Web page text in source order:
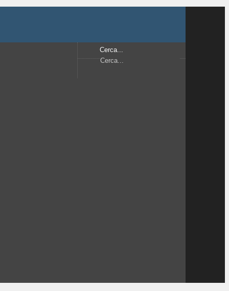
Cerca...